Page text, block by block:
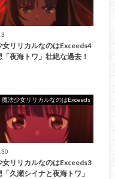
女リリカルなのはExceeds4
「夜海トワ」壮絶な過去！
魔法少女リリカルなのはExceeds
女リリカルなのはExceeds3
久瀬シイナと夜海トワ」